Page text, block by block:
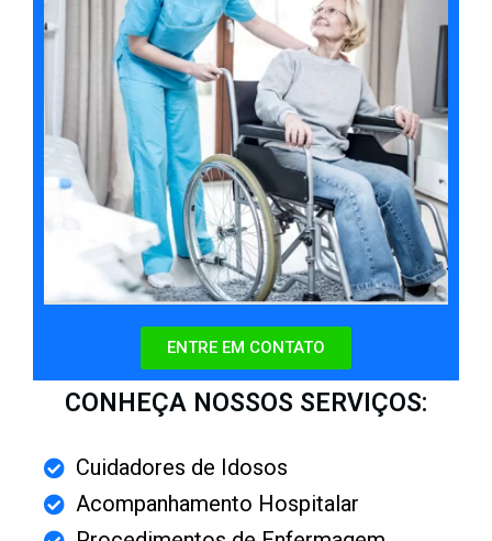
ENTRE EM CONTATO
CONHEÇA NOSSOS SERVIÇOS:
Cuidadores de Idosos
Acompanhamento Hospitalar